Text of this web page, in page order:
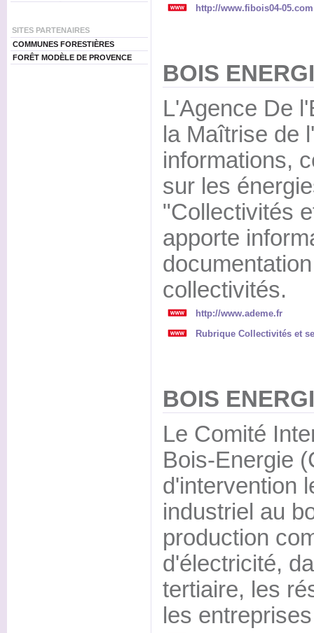
SITES PARTENAIRES
COMMUNES FORESTIÈRES
FORÊT MODÈLE DE PROVENCE
http://www.fibois04-05.com
BOIS
L'Agence De
la Maîtrise de
informations,
sur les
"Collectivités
apporte
collectivités.
http://www.ademe.fr
Rubrique Collectivités et
BOIS
Le Comité
Bois-Energie
d'intervention
industriel au
production
d'électricité,
tertiaire, les
les